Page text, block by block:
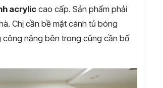
acrylic cao cấp. Sản phẩm phải
Chị cần bề mặt cánh tủ bóng
công năng bên trong cũng cần bố